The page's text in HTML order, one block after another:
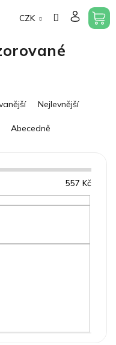
CZK
Nejlevnější
Abecedně
557 Kč